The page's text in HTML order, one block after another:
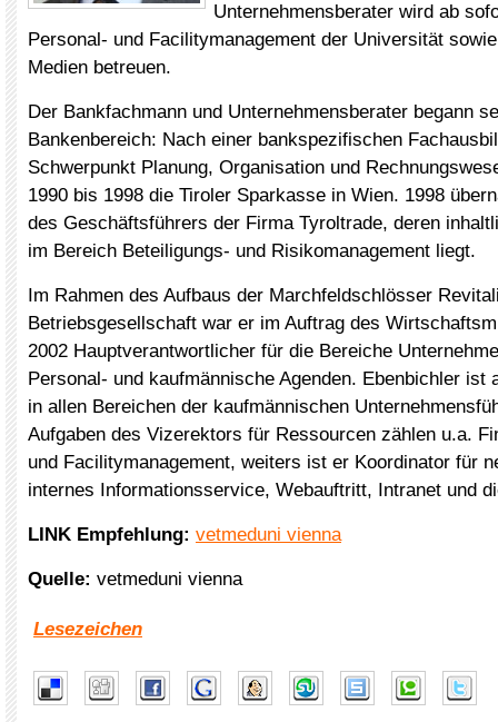
Unternehmensberater wird ab
Personal- und Facilitymanagement der Universität
Medien betreuen.
Der Bankfachmann und Unternehmensberater begann
Bankenbereich: Nach einer bankspezifischen
Schwerpunkt Planung, Organisation und
1990 bis 1998 die Tiroler Sparkasse in Wien. 1998
des Geschäftsführers der Firma Tyroltrade, deren
im Bereich Beteiligungs- und Risikomanagement liegt.
Im Rahmen des Aufbaus der Marchfeldschlösser
Betriebsgesellschaft war er im Auftrag des
2002 Hauptverantwortlicher für die Bereiche
Personal- und kaufmännische Agenden. Ebenbichler ist
in allen Bereichen der kaufmännischen
Aufgaben des Vizerektors für Ressourcen zählen u.a.
und Facilitymanagement, weiters ist er Koordinator für
internes Informationsservice, Webauftritt, Intranet und
LINK Empfehlung: vetmeduni vienna
Quelle: vetmeduni vienna
Lesezeichen